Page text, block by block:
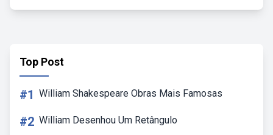
Top Post
#1 William Shakespeare Obras Mais Famosas
#2 William Desenhou Um Retângulo